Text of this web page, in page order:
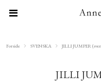
Forside SVENSKA JILLI JUMPER
JILLI